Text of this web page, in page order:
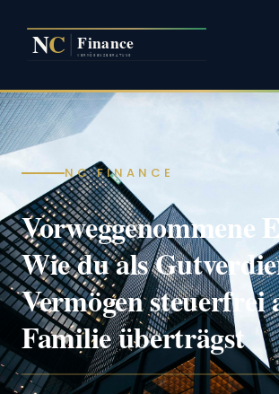
NC FINANCE
Vorweggenommene
Wie du als
Vermögen steuerfrei
Familie überträgst